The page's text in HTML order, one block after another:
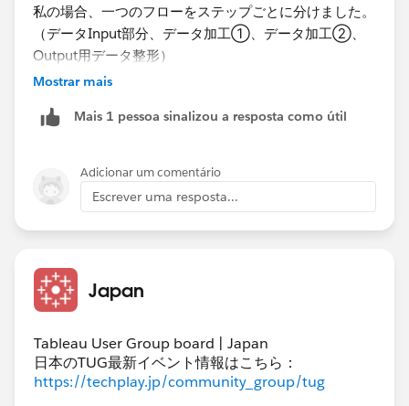
私の場合、一つのフローをステップごとに分けました。
（データInput部分、データ加工①、データ加工②、
Output用データ整形）
お使いの環境（製品やセキュリティ権限など）によって
アント先ではAのみOKで、B,Cは他影響懸念よりNoでし
た。。。
A.Tableau Prep Conductor（有償）で実行
B.コマンドラインまたはWindowsの「タスクスケジュ
C.Tableau Server Client（Python）で実行
量のため、PrepフローでのTableau Serverへのパブリッ
シュに時間がかかりすぎたので、その部分はSQLで対応
しました。（対応前：40分 → 対応後：3分）
Mostrar mais
Mais 1 pessoa sinalizou a resposta como útil
Adicionar um comentário
Escrever uma resposta...
Japan
Tableau User Group board | Japan
日本のTUG最新イベント情報はこちら：
https://techplay.jp/community_group/tug